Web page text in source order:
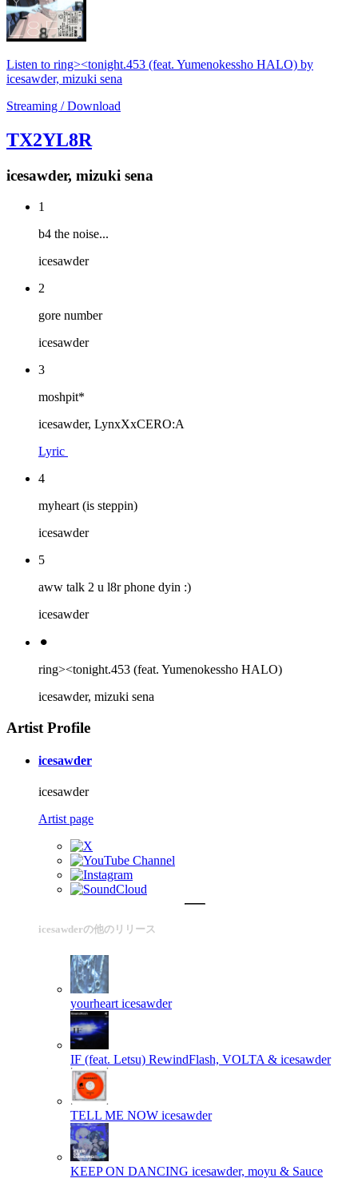
Listen to ring><tonight.453 (feat. Yumenokessho HALO) by
icesawder, mizuki sena
Streaming / Download
TX2YL8R
icesawder, mizuki sena
1
b4 the noise...
icesawder
2
gore number
icesawder
3
moshpit*
icesawder, LynxXxCERO:A
Lyric
4
myheart (is steppin)
icesawder
5
aww talk 2 u l8r phone dyin :)
icesawder
⚫︎
ring><tonight.453 (feat. Yumenokessho HALO)
icesawder, mizuki sena
Artist Profile
icesawder
icesawder
Artist page
icesawderの他のリリース
yourheart icesawder
IF (feat. Letsu) RewindFlash, VOLTA & icesawder
TELL ME NOW icesawder
KEEP ON DANCING icesawder, moyu & Sauce